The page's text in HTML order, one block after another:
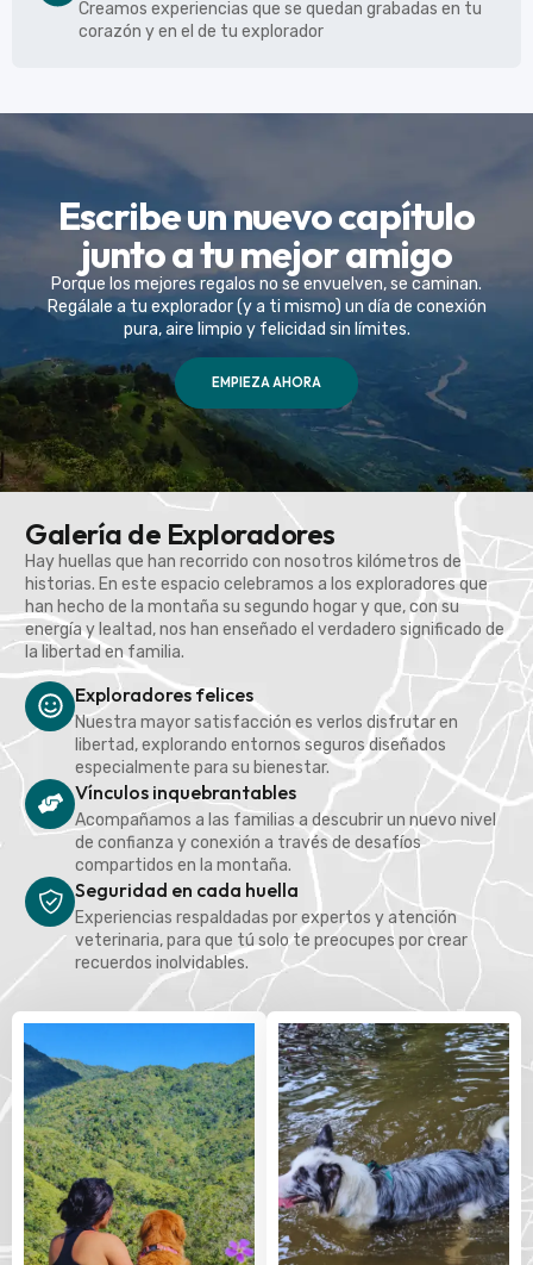
Creamos experiencias que se quedan grabadas en tu
corazón y en el de tu explorador
Escribe un nuevo capítulo
junto a tu mejor amigo
Porque los mejores regalos no se envuelven, se caminan.
Regálale a tu explorador (y a ti mismo) un día de conexión
pura, aire limpio y felicidad sin límites.
EMPIEZA AHORA
Galería de Exploradores
Hay huellas que han recorrido con nosotros kilómetros de
historias. En este espacio celebramos a los exploradores que
han hecho de la montaña su segundo hogar y que, con su
energía y lealtad, nos han enseñado el verdadero significado de
la libertad en familia.
Exploradores felices
Nuestra mayor satisfacción es verlos disfrutar en
libertad, explorando entornos seguros diseñados
especialmente para su bienestar.
Vínculos inquebrantables
Acompañamos a las familias a descubrir un nuevo nivel
de confianza y conexión a través de desafíos
compartidos en la montaña.
Seguridad en cada huella
Experiencias respaldadas por expertos y atención
veterinaria, para que tú solo te preocupes por crear
recuerdos inolvidables.